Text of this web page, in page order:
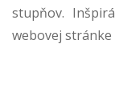
stupňov.
webovej